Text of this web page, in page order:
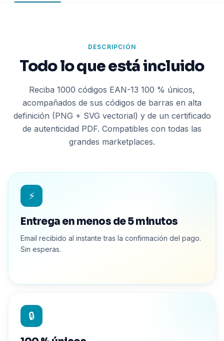
DESCRIPCIÓN
Todo lo que está incluido
Reciba 1000 códigos EAN-13 100 % únicos,
acompañados de sus códigos de barras en alta
definición (PNG + SVG vectorial) y de un certificado
de autenticidad PDF. Compatibles con todas las
grandes marketplaces.
⚡
Entrega en menos de 5 minutos
Email recibido al instante tras la confirmación del pago.
Sin esperas.
🔒